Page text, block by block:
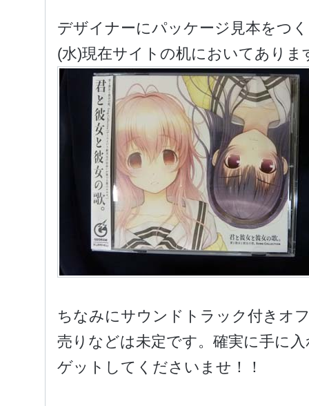
デザイナーにパッケージ見本をつ
(水)現在サイトの机においてありま
ちなみにサウンドトラック付きオ
売りなどは未定です。確実に手に
ゲットしてくださいませ！！